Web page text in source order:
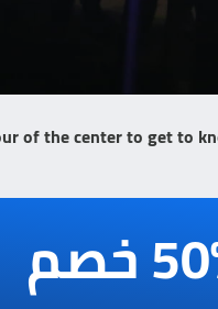
of the center to get to
خصم